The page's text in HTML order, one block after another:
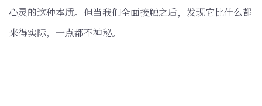
心灵的这种本质。但当我们全面接触之后，发现它比什么都
来得实际，一点都不神秘。